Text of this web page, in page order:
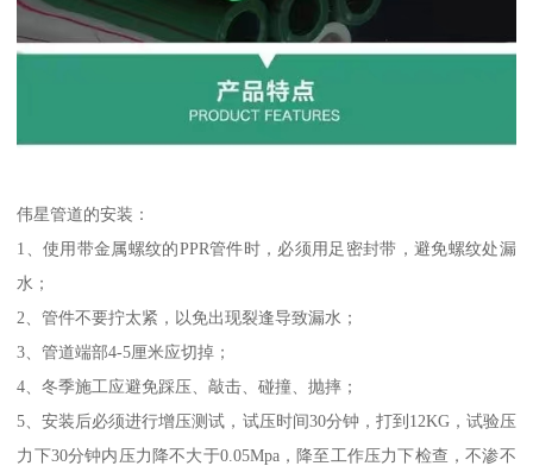
伟星管道的安装：
1、使用带金属螺纹的PPR管件时，必须用足密封带，避免螺纹处漏
水；
2、管件不要拧太紧，以免出现裂逢导致漏水；
3、管道端部4-5厘米应切掉；
4、冬季施工应避免踩压、敲击、碰撞、抛摔；
5、安装后必须进行增压测试，试压时间30分钟，打到12KG，试验压
力下30分钟内压力降不大于0.05Mpa，降至工作压力下检查，不渗不